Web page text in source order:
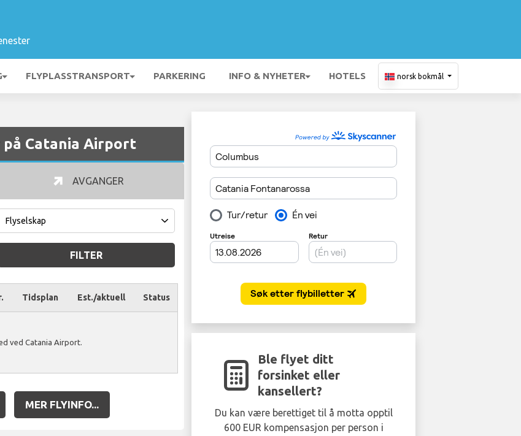
FLYPLASSTRANSPORT PARKERING INFO & NYHETER HOTELS norsk bokmål
på Catania Airport
AVGANGER
FILTER
Tidsplan Est./aktuell Status
ved Catania Airport.
MER FLYINFO...
Ble flyet ditt
forsinket eller
kansellert?
Du kan være berettiget til å motta opptil
600 EUR kompensasjon per person i